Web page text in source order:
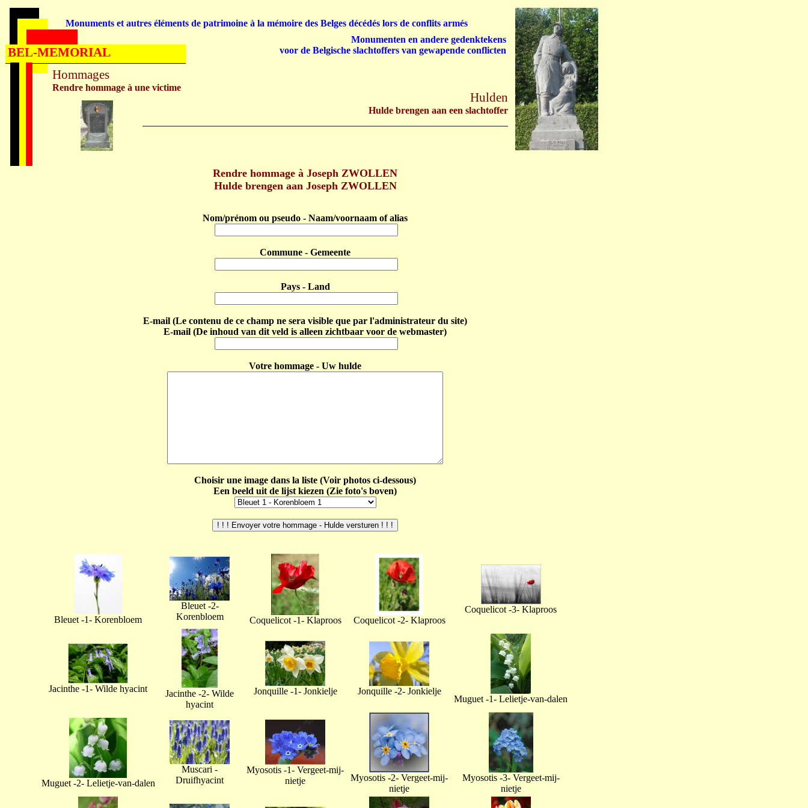
Rendre hommage à Joseph ZWOLLEN
Hulde brengen aan Joseph ZWOLLEN
Nom/prénom ou pseudo - Naam/voornaam of alias
Commune - Gemeente
Pays - Land
E-mail (Le contenu de ce champ ne sera visible que par l'administrateur du site)
E-mail (De inhoud van dit veld is alleen zichtbaar voor de webmaster)
Votre hommage - Uw hulde
Choisir une image dans la liste (Voir photos ci-dessous)
Een beeld uit de lijst kiezen (Zie foto's boven)
Bleuet -1- Korenbloem
Bleuet -2-
Korenbloem
Coquelicot -1- Klaproos Coquelicot -2- Klaproos
Coquelicot -3- Klaproos
Jacinthe -1- Wilde hyacint
Jacinthe -2- Wilde
hyacint
Jonquille -1- Jonkielje Jonquille -2- Jonkielje
Muguet -1- Lelietje-van-dalen
Muguet -2- Lelietje-van-dalen
Muscari -
Druifhyacint
Myosotis -1- Vergeet-mij-
nietje
Myosotis -2- Vergeet-mij-
nietje
Myosotis -3- Vergeet-mij-
nietje
Hommages
Rendre hommage à une victime
Hulden
Hulde brengen aan een slachtoffer
Monuments et autres éléments de patrimoine à la mémoire des Belges décédés lors de conflits armés
Monumenten en andere gedenktekens
voor de Belgische slachtoffers van gewapende conflicten
BEL-MEMORIAL